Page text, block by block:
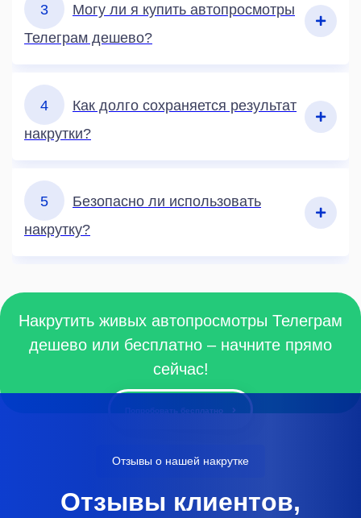
3
Могу ли я купить автопросмотры
Телеграм дешево?
4
Как долго сохраняется результат
накрутки?
5
Безопасно ли использовать
накрутку?
Накрутить живых автопросмотры Телеграм
дешево или бесплатно – начните прямо
сейчас!
Попробовать бесплатно
Отзывы о нашей накрутке
Отзывы клиентов,